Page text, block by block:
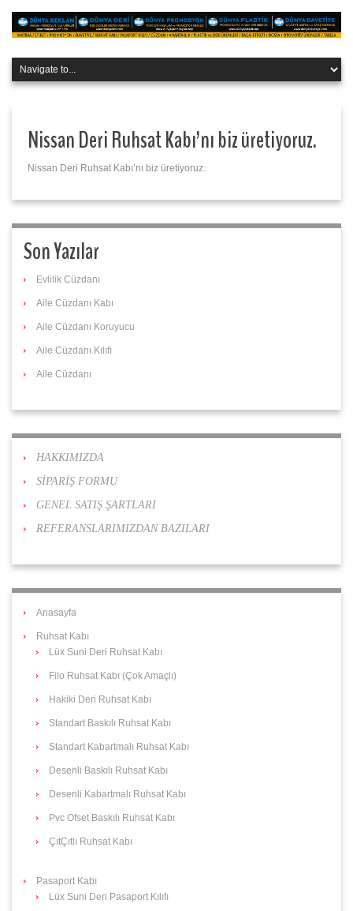
Nissan Deri Ruhsat Kabı’nı biz üretiyoruz.
Nissan Deri Ruhsat Kabı’nı biz üretiyoruz.
Son Yazılar
Evlilik Cüzdanı
Aile Cüzdanı Kabı
Aile Cüzdanı Koruyucu
Aile Cüzdanı Kılıfı
Aile Cüzdanı
HAKKIMIZDA
SİPARİŞ FORMU
GENEL SATIŞ ŞARTLARI
REFERANSLARIMIZDAN BAZILARI
Anasayfa
Ruhsat Kabı
Lüx Suni Deri Ruhsat Kabı
Filo Ruhsat Kabı (Çok Amaçlı)
Hakiki Deri Ruhsat Kabı
Standart Baskılı Ruhsat Kabı
Standart Kabartmalı Ruhsat Kabı
Desenli Baskılı Ruhsat Kabı
Desenli Kabartmalı Ruhsat Kabı
Pvc Ofset Baskılı Ruhsat Kabı
ÇıtÇıtlı Ruhsat Kabı
Pasaport Kabı
Lüx Suni Deri Pasaport Kılıfı